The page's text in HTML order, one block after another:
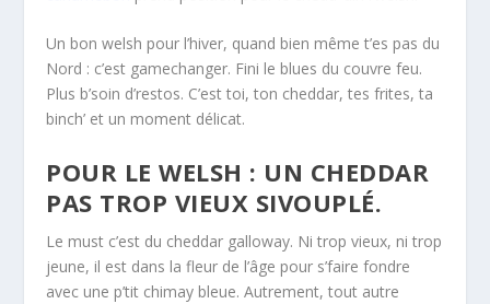
Un bon welsh pour l’hiver, quand bien même t’es pas du
Nord : c’est gamechanger. Fini le blues du couvre feu.
Plus b’soin d’restos. C’est toi, ton cheddar, tes frites, ta
binch’ et un moment délicat.
POUR LE WELSH : UN CHEDDAR
PAS TROP VIEUX SIVOUPLÉ.
Le must c’est du cheddar galloway. Ni trop vieux, ni trop
jeune, il est dans la fleur de l’âge pour s’faire fondre
avec une p’tit chimay bleue. Autrement, tout autre